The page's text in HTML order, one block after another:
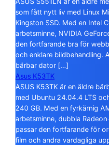
som fått nytt liv med Linux
Kingston SSD. Med en Intel
arbetsminne, NVIDIA
den fortfarande bra för
och enklare bildbehandling.
bärbar dator […]
Asus K53TK
ASUS K53TK är en äldre
med Ubuntu 24.04.4 LTS
240 GB. Med en fyrkärnig
arbetsminne, dubbla
passar den fortfarande för
film och andra vardagliga